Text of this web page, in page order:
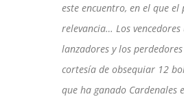
este encuentro, en el que
relevancia… Los
lanzadores y los
cortesía de obsequiar 12
que ha ganado Cardenales